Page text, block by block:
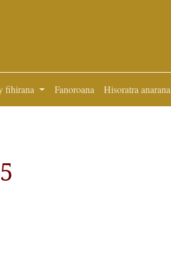
fihirana Fanoroana Hisoratra anarana